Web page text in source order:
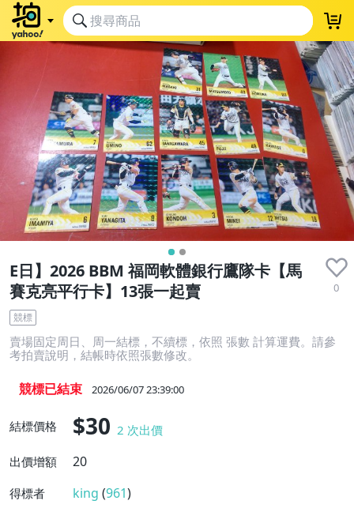
E日】2026 BBM 福岡軟體銀行鷹隊卡【馬
賽克亮平行卡】13張一起賣
0
競標
賣場固定周日、周一結標，不續標，依照 張數 計算運費。請參
考拍賣說明，結帳時依照張數修改。
競標已結束 2026/06/07 23:39:00
結標價格 $30 2 次出價
出價增額
20
得標者 king (961)